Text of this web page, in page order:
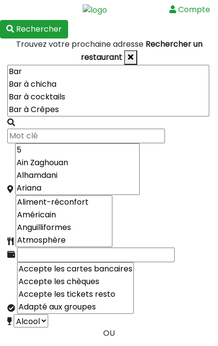
Compte
Rechercher
Trouvez votre prochaine adresse Rechercher un
restaurant
OU